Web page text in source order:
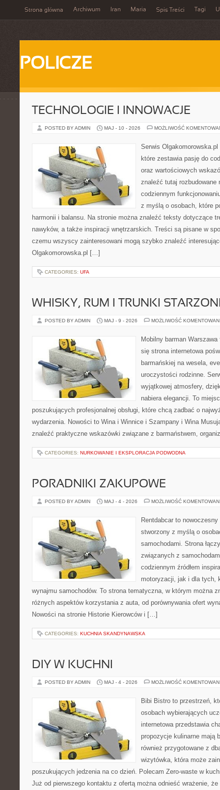
Strona główna Archiwum Iran Maria Spis Treści Tagi
POLICZE
TECHNOLOGIE I INNOWACJE
POSTED BY ADMIN MAJ - 10 - 2026 MOŻLIWOŚĆ
Serwis
które zestawia pasję do
oraz wartościowych
znaleźć tutaj rozbudowane
codziennym
z myślą o osobach, które
harmonii i balansu. Na stronie można znaleźć teksty dotyczące
nawyków, a także inspiracji wnętrzarskich. Treści są pisane w
czemu wszyscy zainteresowani mogą szybko znaleźć
Olgakomorowska.pl […]
CATEGORIES: UFA
WHISKY, RUM I TRUNKI
POSTED BY ADMIN MAJ - 9 - 2026 MOŻLIWOŚĆ
Mobilny barman
się strona internetowa
barmańskiej na wesela,
uroczystości rodzinne.
wyjątkowej atmosfery,
nabiera elegancji. To
poszukujących profesjonalnej obsługi, które chcą zadbać o
wydarzenia. Nowości to Wina i Winnice i Szampany i Wina
znaleźć praktyczne wskazówki związane z barmaństwem,
CATEGORIES: NURKOWANIE I EKSPLORACJA PODWODNA
PORADNIKI ZAKUPOWE
POSTED BY ADMIN MAJ - 4 - 2026 MOŻLIWOŚĆ
Rentdabcar to
stworzony z myślą o
samochodami. Strona
związanych z
codziennym źródłem
motoryzacji, jak i dla tych,
wynajmu samochodów. To strona tematyczna, w którym można
różnych aspektów korzystania z auta, od porównywania ofert
Nowości na stronie Historie Kierowców i […]
CATEGORIES: KUCHNIA SKANDYNAWSKA
DIY W KUCHNI
POSTED BY ADMIN MAJ - 4 - 2026 MOŻLIWOŚĆ
Bibi Bistro to przestrzeń,
osobach wybierających
internetowa przedstawia
propozycje kulinarne mają
również przygotowane z
wizytówka, która może
poszukujących jedzenia na co dzień. Polecam Zero-waste w
Już od pierwszego kontaktu z ofertą można odnieść wrażenie,